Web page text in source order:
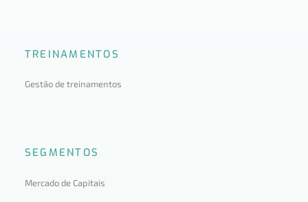
TREINAMENTOS
Gestão de treinamentos
SEGMENTOS
Mercado de Capitais